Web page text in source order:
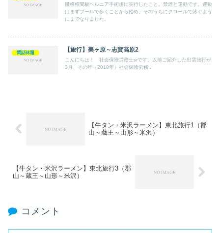
腰椎椎間板ヘルニア手術後に実行したこと。禁煙と運動です。運動
はまずプールで歩くことから始め、そのうちにクロールで泳ぐよう
にまでなりました。
閑話休題 【旅行】美ヶ原～志賀高原2
こんにちは！ 社会保険労務士srです。以前ご紹介した出雲旅行が
3月、その年（2018年）社会保険労務...
【牛タン・米沢ラーメン】東北旅行1（郡
山～蔵王～山形～米沢）
【牛タン・米沢ラーメン】東北旅行3（郡
山～蔵王～山形～米沢）
コメント